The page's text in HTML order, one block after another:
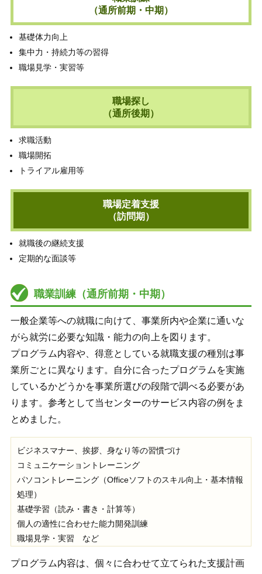
（通所前期・中期）
基礎体力向上
集中力・持続力等の習得
職場見学・実習等
職場探し
（通所後期）
求職活動
職場開拓
トライアル雇用等
職場定着支援
（訪問期）
就職後の継続支援
定期的な面談等
職業訓練（通所前期・中期）
一般企業等への就職に向けて、事業所内や企業に通いな
がら就労に必要な知識・能力の向上を図ります。
プログラム内容や、得意としている就職支援の種別は事
業所ごとに異なります。自分に合ったプログラムを実施
しているかどうかを事業所選びの段階で調べる必要があ
ります。参考として当センターのサービス内容の例をま
とめました。
ビジネスマナー、挨拶、身なり等の習慣づけ
コミュニケーショントレーニング
パソコントレーニング（Officeソフトのスキル向上・基本情報
処理）
基礎学習（読み・書き・計算等）
個人の適性に合わせた能力開発訓練
職場見学・実習 など
プログラム内容は、個々に合わせて立てられた支援計画